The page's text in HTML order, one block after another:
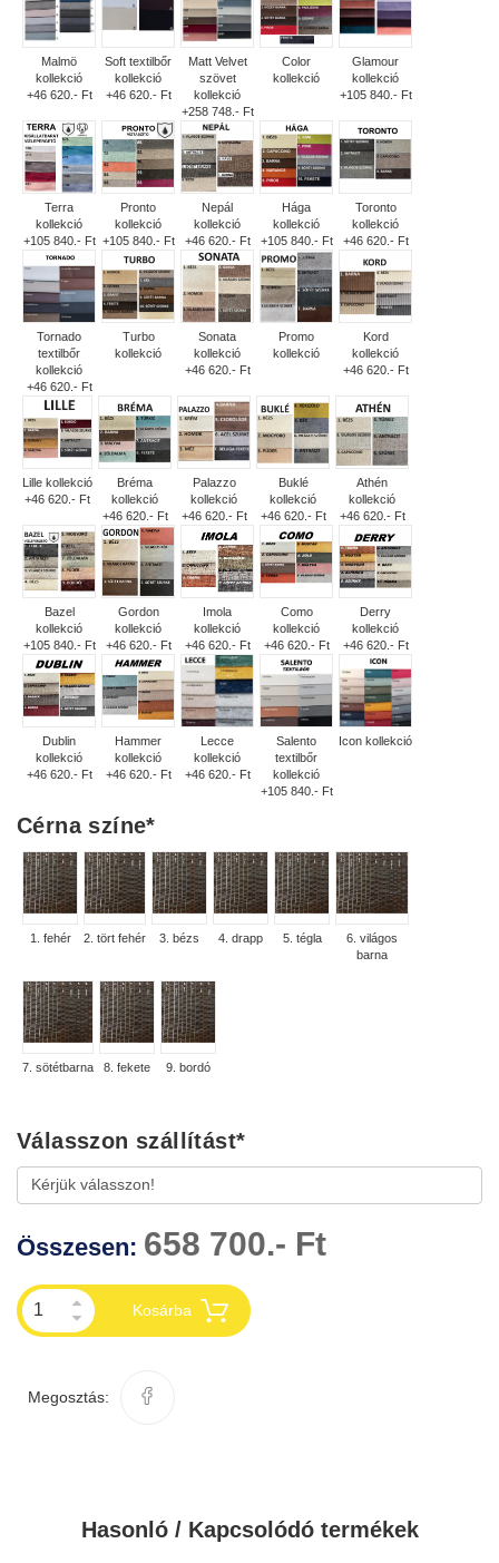
Malmö
kollekció
+46 620.- Ft
Soft textilbőr
kollekció
+46 620.- Ft
Matt Velvet
szövet
kollekció
+258 748.- Ft
Color
kollekció
Glamour
kollekció
+105 840.- Ft
Terra
kollekció
+105 840.- Ft
Pronto
kollekció
+105 840.- Ft
Nepál
kollekció
+46 620.- Ft
Hága
kollekció
+105 840.- Ft
Toronto
kollekció
+46 620.- Ft
Tornado
textilbőr
kollekció
+46 620.- Ft
Turbo
kollekció
Sonata
kollekció
+46 620.- Ft
Promo
kollekció
Kord
kollekció
+46 620.- Ft
Lille kollekció
+46 620.- Ft
Bréma
kollekció
+46 620.- Ft
Palazzo
kollekció
+46 620.- Ft
Buklé
kollekció
+46 620.- Ft
Athén
kollekció
+46 620.- Ft
Bazel
kollekció
+105 840.- Ft
Gordon
kollekció
+46 620.- Ft
Imola
kollekció
+46 620.- Ft
Como
kollekció
+46 620.- Ft
Derry
kollekció
+46 620.- Ft
Dublin
kollekció
+46 620.- Ft
Hammer
kollekció
+46 620.- Ft
Lecce
kollekció
+46 620.- Ft
Salento
textilbőr
kollekció
+105 840.- Ft
Icon kollekció
Cérna színe*
1. fehér 2. tört fehér 3. bézs 4. drapp 5. tégla
6. világos
barna
7. sötétbarna 8. fekete 9. bordó
Válasszon szállítást*
Összesen: 658 700.- Ft
Kosárba
Megosztás:
Hasonló / Kapcsolódó termékek